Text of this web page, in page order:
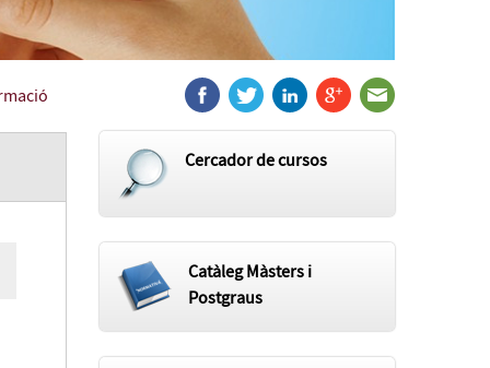
Cercador de cursos
Catàleg Màsters i
Postgraus